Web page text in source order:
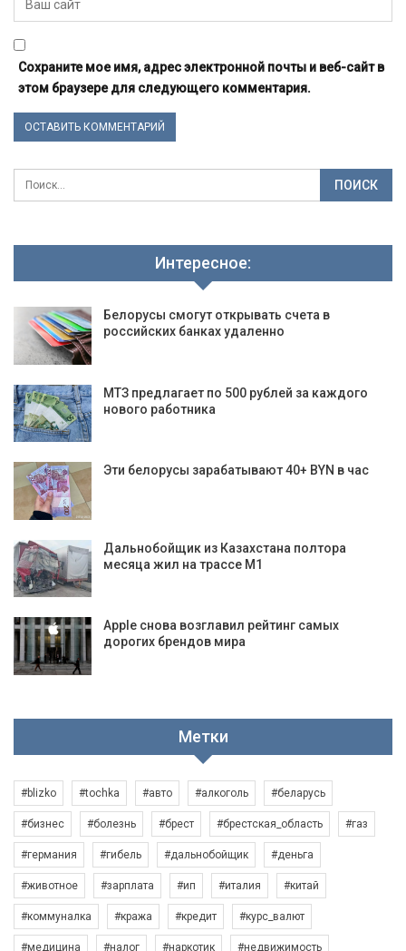
Сохраните мое имя, адрес электронной почты и веб-сайт в
этом браузере для следующего комментария.
Интересное:
Белорусы смогут открывать счета в
российских банках удаленно
МТЗ предлагает по 500 рублей за каждого
нового работника
Эти белорусы зарабатывают 40+ BYN в час
Дальнобойщик из Казахстана полтора
месяца жил на трассе М1
Apple снова возглавил рейтинг самых
дорогих брендов мира
Метки
#blizko #tochka #авто #алкоголь #беларусь
#бизнес #болезнь #брест #брестская_область #газ
#германия #гибель #дальнобойщик #деньга
#животное #зарплата #ип #италия #китай
#коммуналка #кража #кредит #курс_валют
#медицина #налог #наркотик #недвижимость